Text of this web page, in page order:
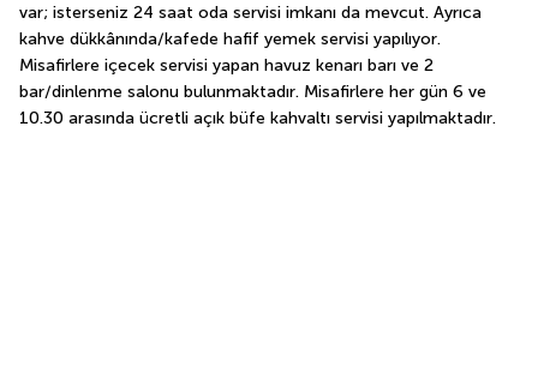
var; isterseniz 24 saat oda servisi imkanı da mevcut. Ayrıca
kahve dükkânında/kafede hafif yemek servisi yapılıyor.
Misafirlere içecek servisi yapan havuz kenarı barı ve 2
bar/dinlenme salonu bulunmaktadır. Misafirlere her gün 6 ve
10.30 arasında ücretli açık büfe kahvaltı servisi yapılmaktadır.